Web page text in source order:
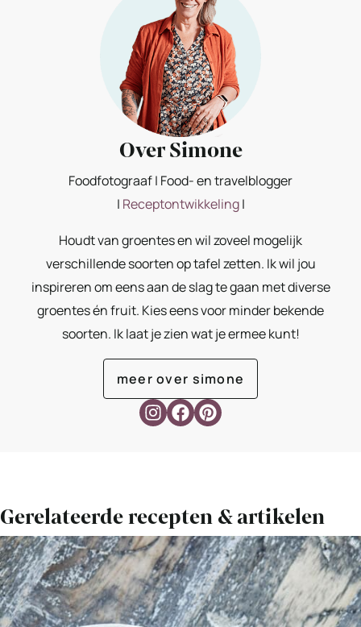
Over Simone
Foodfotograaf | Food- en travelblogger
| Receptontwikkeling|
Houdt van groentes en wil zoveel mogelijk
verschillende soorten op tafel zetten. Ik wil jou
inspireren om eens aan de slag te gaan met diverse
groentes én fruit. Kies eens voor minder bekende
soorten. Ik laat je zien wat je ermee kunt!
meer over simone
Gerelateerde recepten & artikelen
Bekijk
Spirulina
smoothie
met